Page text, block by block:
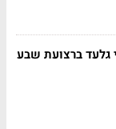
ברצועת שבע